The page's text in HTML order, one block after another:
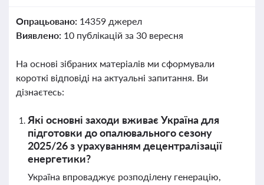
Опрацьовано: 14359 джерел
Виявлено: 10 публікацій за 30 вересня
На основі зібраних матеріалів ми сформували
короткі відповіді на актуальні запитання. Ви
дізнаєтесь:
Які основні заходи вживає Україна для
підготовки до опалювального сезону
2025/26 з урахуванням децентралізації
енергетики?
Україна впроваджує розподілену генерацію,